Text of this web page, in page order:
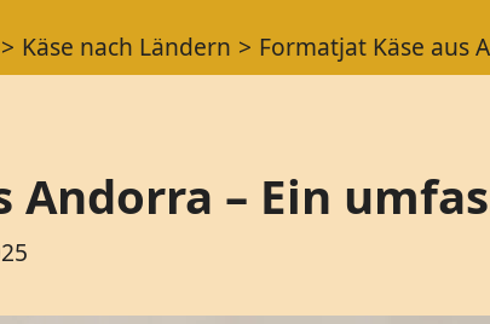
Käse nach Ländern Formatjat Käse aus
Andorra – Ein